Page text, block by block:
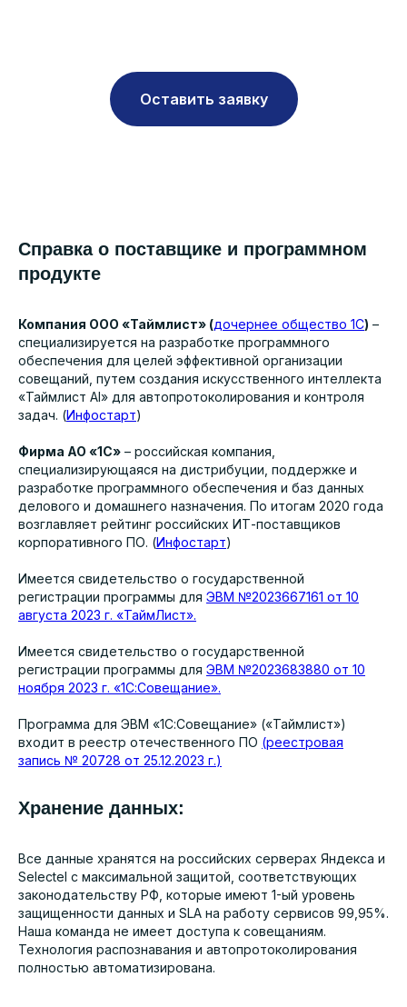
Оставить заявку
Справка о поставщике и программном
продукте
Компания ООО «Таймлист» (дочернее общество 1С) –
специализируется на разработке программного
обеспечения для целей эффективной организации
совещаний, путем создания искусственного интеллекта
«Таймлист AI» для автопротоколирования и контроля
задач. (Инфостарт)
Фирма АО «1С» – российская компания,
специализирующаяся на дистрибуции, поддержке и
разработке программного обеспечения и баз данных
делового и домашнего назначения. По итогам 2020 года
возглавляет рейтинг российских ИТ-поставщиков
корпоративного ПО. (Инфостарт)
Имеется свидетельство о государственной
регистрации программы для ЭВМ №2023667161 от 10
августа 2023 г. «ТаймЛист».
Имеется свидетельство о государственной
регистрации программы для ЭВМ №2023683880 от 10
ноября 2023 г. «1С:Совещание».
Программа для ЭВМ «1С:Совещание» («Таймлист»)
входит в реестр отечественного ПО (реестровая
запись № 20728 от 25.12.2023 г.)
Хранение данных:
Все данные хранятся на российских серверах Яндекса и
Selectel с максимальной защитой, соответствующих
законодательству РФ, которые имеют 1-ый уровень
защищенности данных и SLA на работу сервисов 99,95%.
Наша команда не имеет доступа к совещаниям.
Технология распознавания и автопротоколирования
полностью автоматизирована.